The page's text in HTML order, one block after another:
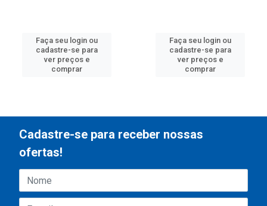
Faça seu login ou
cadastre-se para
ver preços e
comprar
Faça seu login ou
cadastre-se para
ver preços e
comprar
Cadastre-se para receber nossas
ofertas!